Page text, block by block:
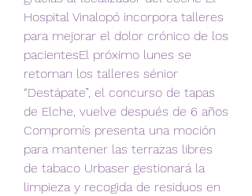
Hospital Vinalopó incorpora talleres
para mejorar el dolor crónico de los
pacientesEl próximo lunes se
retoman los talleres sénior
“Destápate”, el concurso de tapas
de Elche, vuelve después de 6 años
Compromís presenta una moción
para mantener las terrazas libres
de tabaco Urbaser gestionará la
limpieza y recogida de residuos en